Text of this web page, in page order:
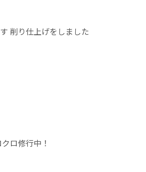
削り仕上げをしました
ロ修行中！